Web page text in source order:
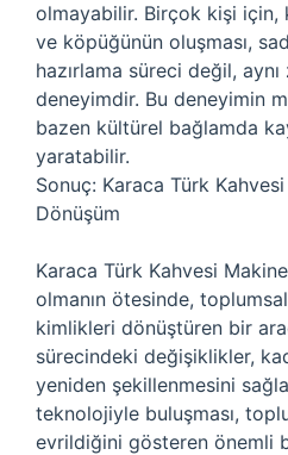
olmayabilir. Birçok kişi için,
ve köpüğünün oluşması,
hazırlama süreci değil,
deneyimdir. Bu deneyimin
bazen kültürel bağlamda
yaratabilir.
Sonuç: Karaca Türk
Dönüşüm
Karaca Türk Kahvesi
olmanın ötesinde,
kimlikleri dönüştüren bir
sürecindeki değişiklikler,
yeniden şekillenmesini
teknolojiyle buluşması,
evrildiğini gösteren önemli